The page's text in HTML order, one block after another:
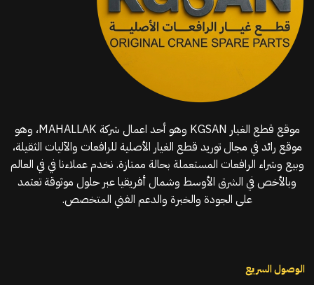
موقع قطع الغيار KGSAN وهو أحد اعمال شركة MAHALLAK، وهو
موقع رائد في مجال توريد قطع الغيار الأصلية للرافعات والآليات الثقيلة،
وبيع وشراء الرافعات المستعملة بحالة ممتازة. نخدم عملاءنا في في العالم
وبالأخص في الشرق الأوسط وشمال أفريقيا عبر حلول موثوقة تعتمد
على الجودة والخبرة والدعم الفني المتخصص.
الوصول السريع